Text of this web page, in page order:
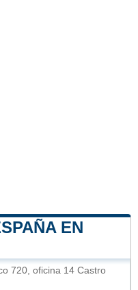
EN
720, oficina 14 Castro